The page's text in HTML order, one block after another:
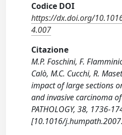
Codice DOI
https://dx.doi.org/
4.007
Citazione
M.P. Foschini, F.
Calò, M.C. Cucchi, R.
impact of large sections
and invasive carcinoma
PATHOLOGY, 38, 1736-
[10.1016/